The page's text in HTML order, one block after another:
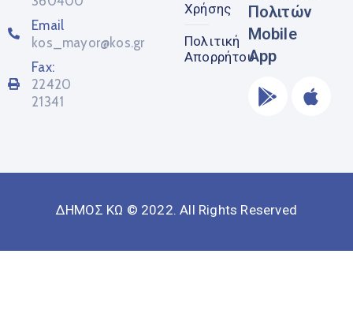
Email
kos_mayor@kos.gr
Fax:
22420
21341
Χρήσης
Πολιτική
Απορρήτου
Πολιτών
Mobile
App
ΔΗΜΟΣ ΚΩ © 2022. All Rights Reserved